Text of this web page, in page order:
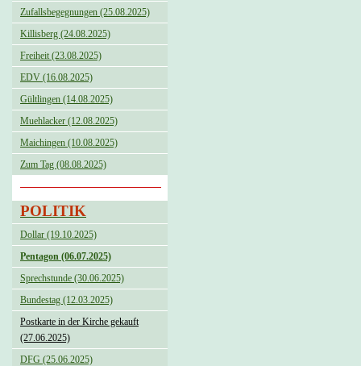
Zufallsbegegnungen (25.08.2025)
Killisberg (24.08.2025)
Freiheit (23.08.2025)
EDV (16.08.2025)
Gültlingen (14.08.2025)
Muehlacker (12.08.2025)
Maichingen (10.08.2025)
Zum Tag (08.08.2025)
POLITIK
Dollar (19.10.2025)
Pentagon (06.07.2025)
Sprechstunde (30.06.2025)
Bundestag (12.03.2025)
Postkarte in der Kirche gekauft
(27.06.2025)
DFG (25.06.2025)